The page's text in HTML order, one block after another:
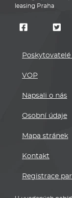
leasing Praha
VOP
Napsali o nás
Osobní údaje
Mapa stránek
Kontakt
Registrace